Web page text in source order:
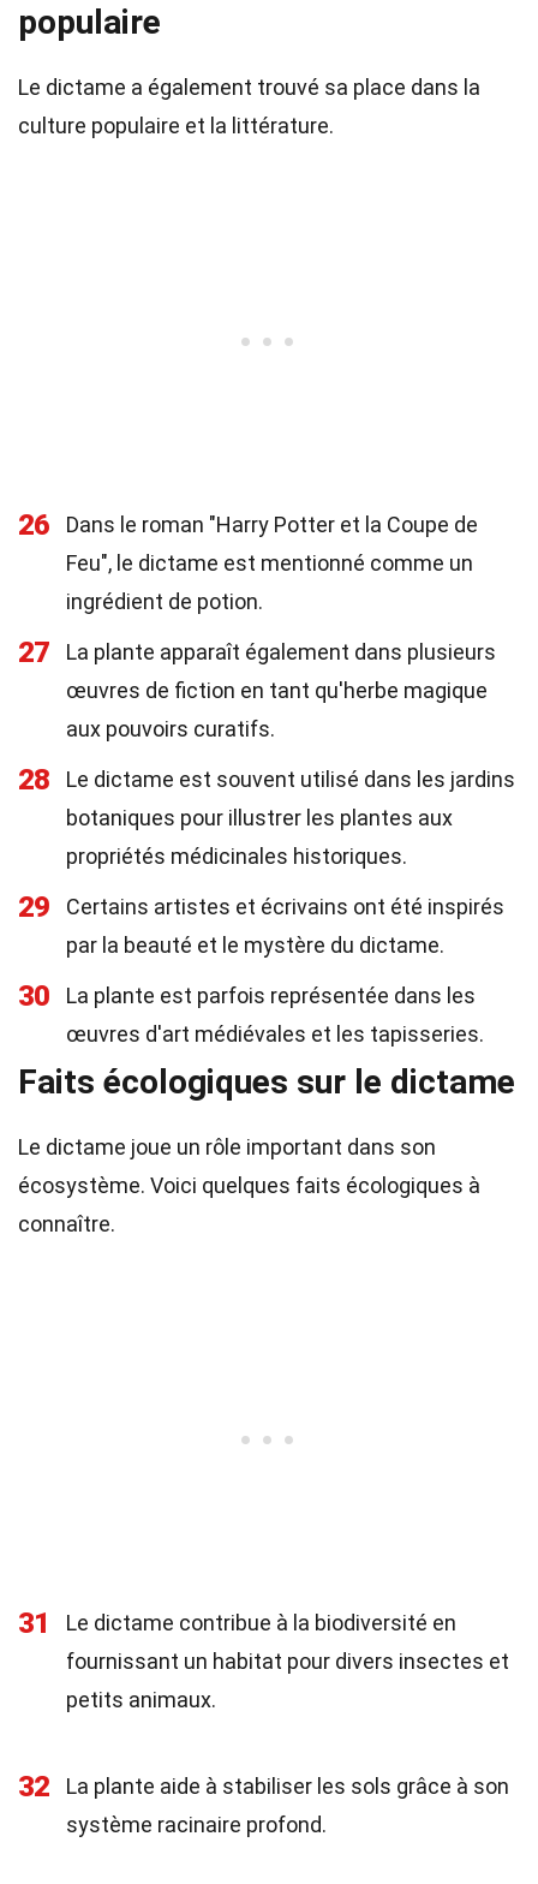
populaire
Le dictame a également trouvé sa place dans la
culture populaire et la littérature.
26
Dans le roman "Harry Potter et la Coupe de
Feu", le dictame est mentionné comme un
ingrédient de potion.
27
La plante apparaît également dans plusieurs
œuvres de fiction en tant qu'herbe magique
aux pouvoirs curatifs.
28
Le dictame est souvent utilisé dans les jardins
botaniques pour illustrer les plantes aux
propriétés médicinales historiques.
29
Certains artistes et écrivains ont été inspirés
par la beauté et le mystère du dictame.
30
La plante est parfois représentée dans les
œuvres d'art médiévales et les tapisseries.
Faits écologiques sur le dictame
Le dictame joue un rôle important dans son
écosystème. Voici quelques faits écologiques à
connaître.
31
Le dictame contribue à la biodiversité en
fournissant un habitat pour divers insectes et
petits animaux.
32
La plante aide à stabiliser les sols grâce à son
système racinaire profond.